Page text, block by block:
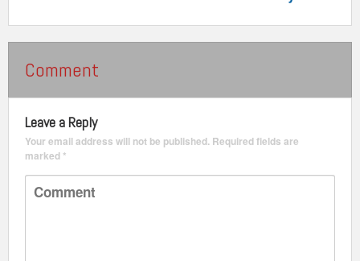
Comment
Leave a Reply
Your email address will not be published. Required fields are
marked*